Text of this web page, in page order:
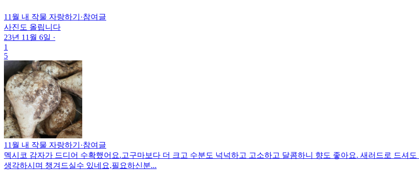
11월 내 작물 자랑하기 ·참여글
사진도 올립니다
23년 11월 6일 ·
1
5
11월 내 작물 자랑하기 ·참여글
멕시코 감자가 드디어 수확했어요.고구마보다 더 크고 수분도 넉넉하고 고소하고 달콤하니 향도 좋아요. 새러드로 드셔
생각하시며 챙겨드실수 있네요,필요하신분...